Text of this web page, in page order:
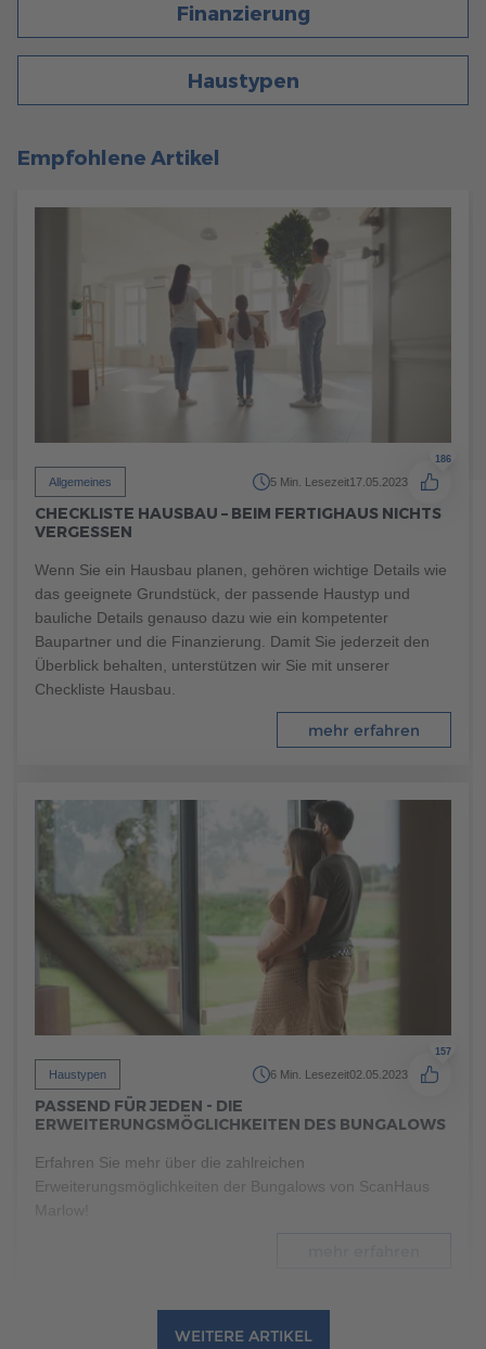
GRUNDSTÜCKE FÜR DOPPELHÄUSER - WAS IST ZU
Entdecken Sie die wesentlichen Kriterien bei der Auswahl
von Grundstücken für Doppelhäuser: Ein Überblick über
Vorschriften, Größe, Aufteilung und Ausrichtung.
Haustypen 5 Min. Lesezeit 27.06.2024
WELCHES GRUNDSTÜCK EIGNET SICH FÜR DEN
BUNGALOWBAU?
Planen Sie den Bau eines Bungalows? Erfahren Sie, welche
Grundstücksmerkmale entscheidend sind und wie Sie die
optimale Fläche berechnen. Alle wichtigen Tipps für den
Finanzierung
Haustypen
Empfohlene Artikel
Allgemeines 5 Min. Lesezeit17.05.2023
186
CHECKLISTE HAUSBAU – BEIM FERTIGHAUS NICHTS
VERGESSEN
Wenn Sie ein Hausbau planen, gehören wichtige Details wie
das geeignete Grundstück, der passende Haustyp und
bauliche Details genauso dazu wie ein kompetenter
Baupartner und die Finanzierung. Damit Sie jederzeit den
Überblick behalten, unterstützen wir Sie mit unserer
Checkliste Hausbau.
mehr erfahren
Haustypen 6 Min. Lesezeit02.05.2023
157
PASSEND FÜR JEDEN - DIE
ERWEITERUNGSMÖGLICHKEITEN DES BUNGALOWS
Erfahren Sie mehr über die zahlreichen
Erweiterungsmöglichkeiten der Bungalows von ScanHaus
WEITERE ARTIKEL